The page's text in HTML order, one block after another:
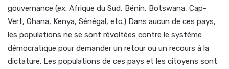
gouvernance (ex. Afrique du Sud, Bénin, Botswana, Cap-
Vert, Ghana, Kenya, Sénégal, etc.) Dans aucun de ces pays,
les populations ne se sont révoltées contre le système
démocratique pour demander un retour ou un recours à la
dictature. Les populations de ces pays et les citoyens sont